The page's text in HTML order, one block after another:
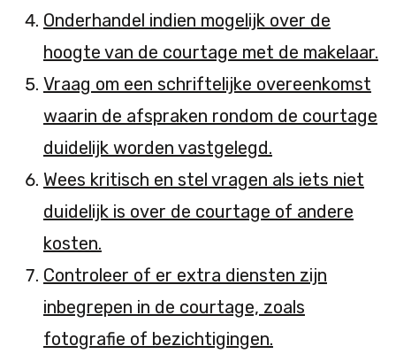
Onderhandel indien mogelijk over de
hoogte van de courtage met de makelaar.
Vraag om een schriftelijke overeenkomst
waarin de afspraken rondom de courtage
duidelijk worden vastgelegd.
Wees kritisch en stel vragen als iets niet
duidelijk is over de courtage of andere
kosten.
Controleer of er extra diensten zijn
inbegrepen in de courtage, zoals
fotografie of bezichtigingen.